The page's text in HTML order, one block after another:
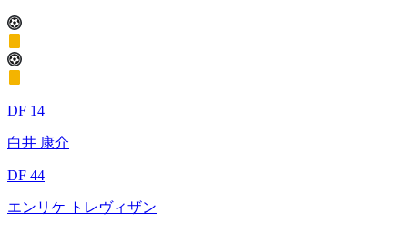
DF 14
白井 康介
DF 44
エンリケ トレヴィザン